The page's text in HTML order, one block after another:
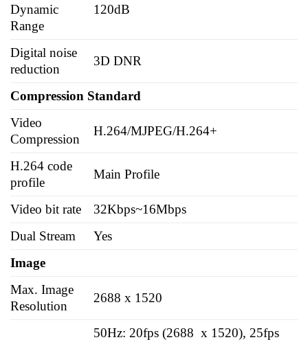
Dynamic
Range
120dB
Digital noise
reduction
3D DNR
Compression Standard
Video
Compression
H.264/MJPEG/H.264+
H.264 code
profile
Main Profile
Video bit rate
32Kbps~16Mbps
Dual Stream
Yes
Image
Max. Image
Resolution
2688 x 1520
50Hz: 20fps (2688 x 1520), 25fps